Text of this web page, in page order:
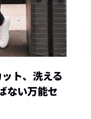
ット、洗える
ない万能セ